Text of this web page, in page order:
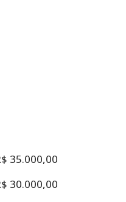
35.000,00
30.000,00